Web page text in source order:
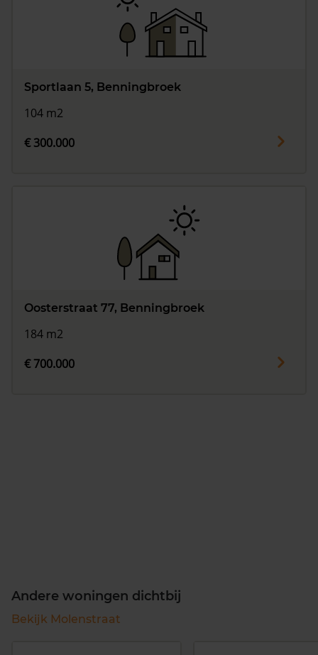
Sportlaan 5, Benningbroek
104 m2
€ 300.000
Oosterstraat 77, Benningbroek
184 m2
€ 700.000
Andere woningen dichtbij
Bekijk Molenstraat